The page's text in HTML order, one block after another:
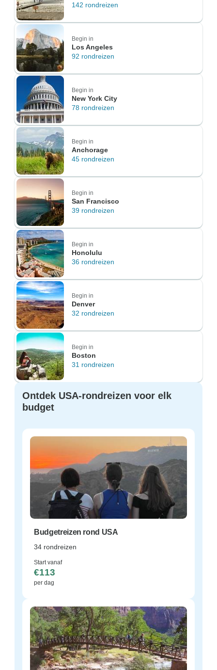
142 rondreizen
Begin in
Los Angeles
92 rondreizen
Begin in
New York City
78 rondreizen
Begin in
Anchorage
45 rondreizen
Begin in
San Francisco
39 rondreizen
Begin in
Honolulu
36 rondreizen
Begin in
Denver
32 rondreizen
Begin in
Boston
31 rondreizen
Ontdek USA-rondreizen voor elk
budget
Budgetreizen rond USA
34 rondreizen
Start vanaf
€113
per dag